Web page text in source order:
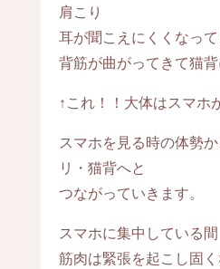
肩こり
耳が聞こえにくくなっ
背筋が曲がってきて猫
↑これ！！大体はスマホ
スマホを見る時の体勢
リ・猫背へと
つながっていきます。
スマホに集中している間
筋肉は緊張を起こし固